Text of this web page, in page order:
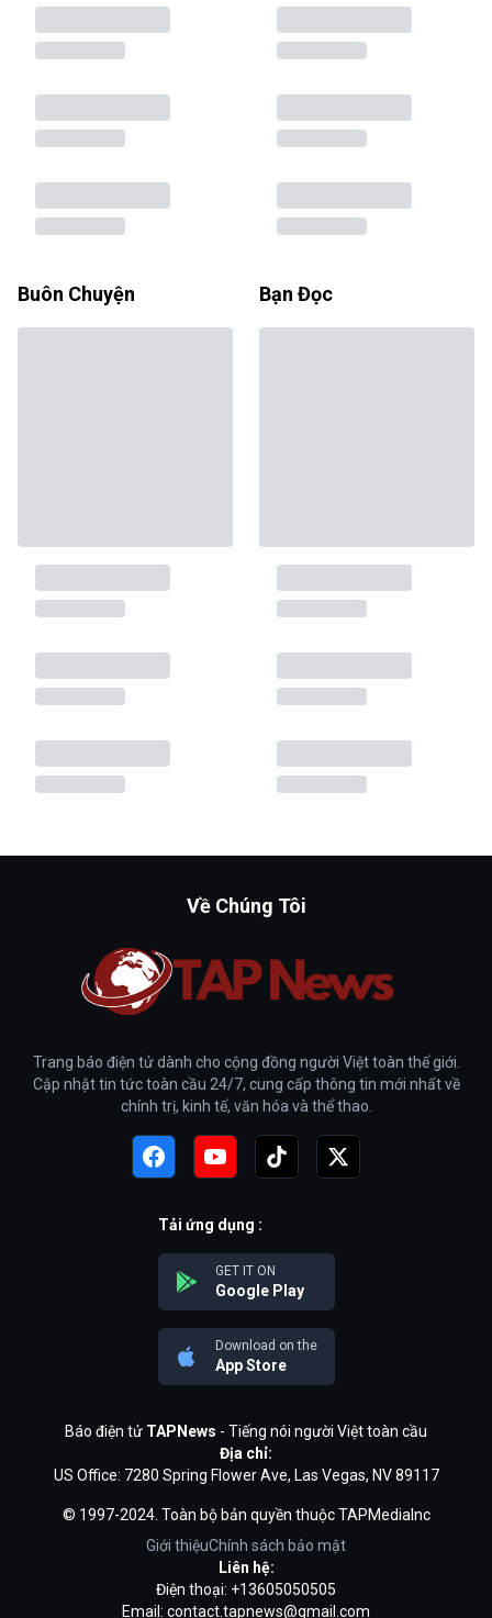
Buôn Chuyện Bạn Đọc
Về Chúng Tôi
Trang báo điện tử dành cho cộng đồng người Việt toàn thế giới.
Cập nhật tin tức toàn cầu 24/7, cung cấp thông tin mới nhất về
chính trị, kinh tế, văn hóa và thể thao.
Tải ứng dụng :
GET IT ON
Google Play
Download on the
App Store
Báo điện tử TAPNews - Tiếng nói người Việt toàn cầu
Địa chỉ:
US Office: 7280 Spring Flower Ave, Las Vegas, NV 89117
© 1997-2024. Toàn bộ bản quyền thuộc TAPMediaInc
Giới thiệuChính sách bảo mật
Liên hệ:
Điện thoại: +13605050505
Email: contact.tapnews@gmail.com